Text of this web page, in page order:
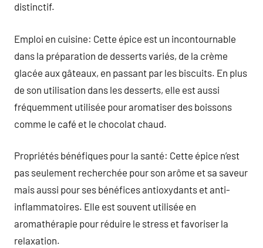
distinctif.
Emploi en cuisine: Cette épice est un incontournable
dans la préparation de desserts variés, de la crème
glacée aux gâteaux, en passant par les biscuits. En plus
de son utilisation dans les desserts, elle est aussi
fréquemment utilisée pour aromatiser des boissons
comme le café et le chocolat chaud.
Propriétés bénéfiques pour la santé: Cette épice n’est
pas seulement recherchée pour son arôme et sa saveur
mais aussi pour ses bénéfices antioxydants et anti-
inflammatoires. Elle est souvent utilisée en
aromathérapie pour réduire le stress et favoriser la
relaxation.